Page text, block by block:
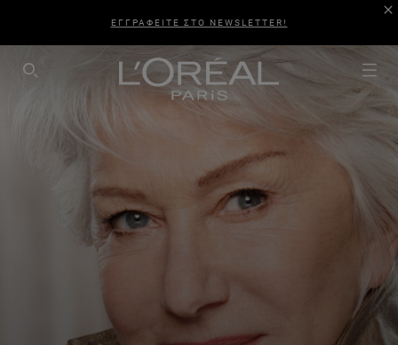
ΕΓΓΡΑΦΕΙΤΕ ΣΤΟ NEWSLETTER!
SEARCH THIS SITE